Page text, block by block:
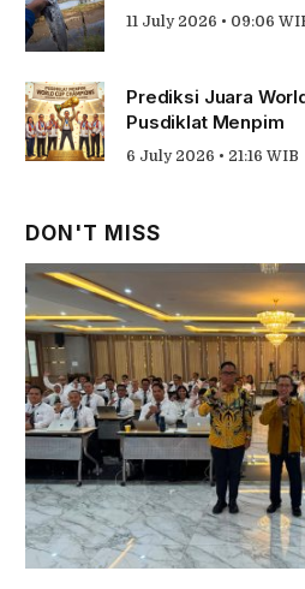
11 July 2026 • 09:06
Prediksi Juara
Pusdiklat Menpim
6 July 2026 • 21:16 WIB
DON'T MISS